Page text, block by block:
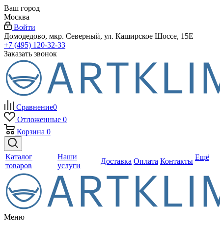
Ваш город
Москва
Войти
Домодедово, мкр. Северный, ул. Каширское Шоссе, 15Е
+7 (495) 120-32-33
Заказать звонок
Сравнение0
Отложенные 0
Корзина 0
Каталог
товаров
Наши
услуги
Доставка Оплата Контакты Ещё
Меню